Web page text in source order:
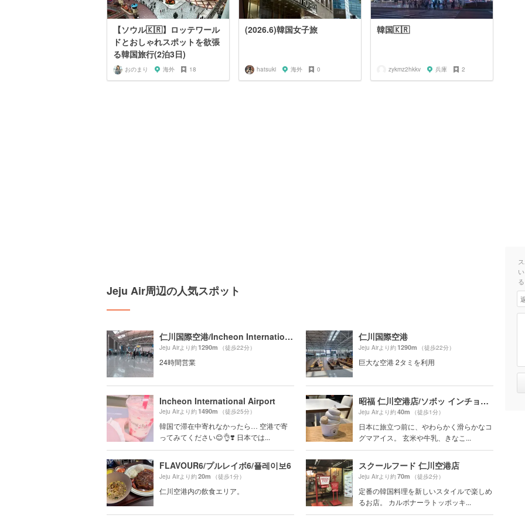
【ソウル🇰🇷】ロッテワール
ドとおしゃれスポットを欲張
る韓国旅行(2泊3日)
おのまり 海外 18
(2026.6)韓国女子旅
hatsuki 海外 0
韓国🇰🇷
zykmz2hkkv 兵庫 2
Jeju Air周辺の人気スポット
仁川国際空港/Incheon International Airport/인천국제공항
Jeju Airより約1290m （徒歩22分）
24時間営業
仁川国際空港
Jeju Airより約1290m （徒歩22分）
巨大な空港 2タミを利用
Incheon International Airport
Jeju Airより約1490m （徒歩25分）
韓国で滞在中寄れなかったら… 空港で寄
ってみてください😊👌❣️ 日本では...
昭福 仁川空港店/ソボッ インチョンコンハンジョム/소복 인천공항점
Jeju Airより約40m （徒歩1分）
日本に旅立つ前に、やわらかく滑らかなコ
グマアイス。 玄米や牛乳、きなこ...
FLAVOUR6/プルレイボ6/플레이보6
Jeju Airより約20m （徒歩1分）
仁川空港内の飲食エリア。
スクールフード 仁川空港店
Jeju Airより約70m （徒歩2分）
定番の韓国料理を新しいスタイルで楽しめ
るお店。 カルボナーラトッポッキ...